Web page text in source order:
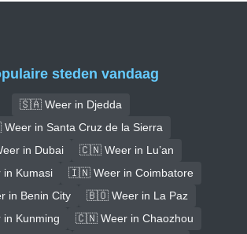
steden vandaag
🇸🇦 Weer in Djedda
in Santa Cruz de la Sierra
in Dubai
🇨🇳 Weer in Lu’an
Kumasi
🇮🇳 Weer in Coimbatore
Benin City
🇧🇴 Weer in La Paz
Kunming
🇨🇳 Weer in Chaozhou